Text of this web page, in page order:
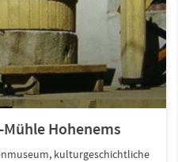
Hohenems
kulturgeschichtliche